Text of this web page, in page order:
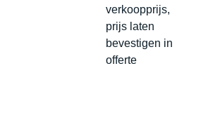
verkoopprijs,
prijs laten
bevestigen in
offerte